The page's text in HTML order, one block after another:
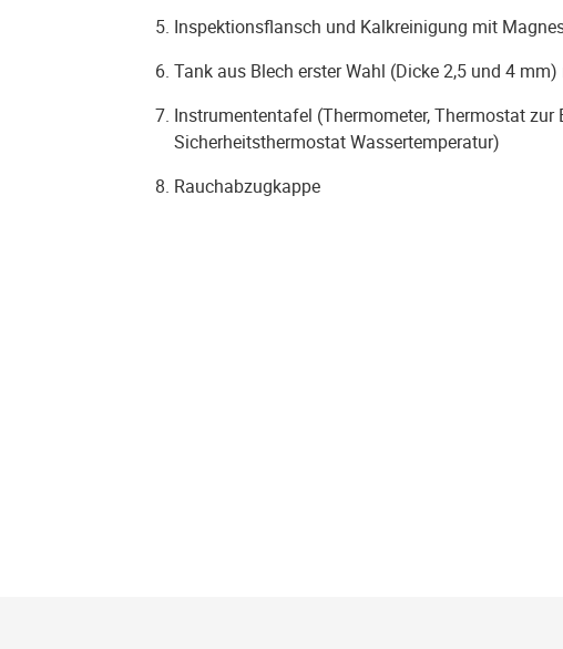
Inspektionsflansch und Kalkreinigung mit
Tank aus Blech erster Wahl (Dicke 2,5 und 4
Instrumententafel (Thermometer, Thermostat zur
Sicherheitsthermostat Wassertemperatur)
Rauchabzugkappe